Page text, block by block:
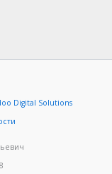
Digital Solutions